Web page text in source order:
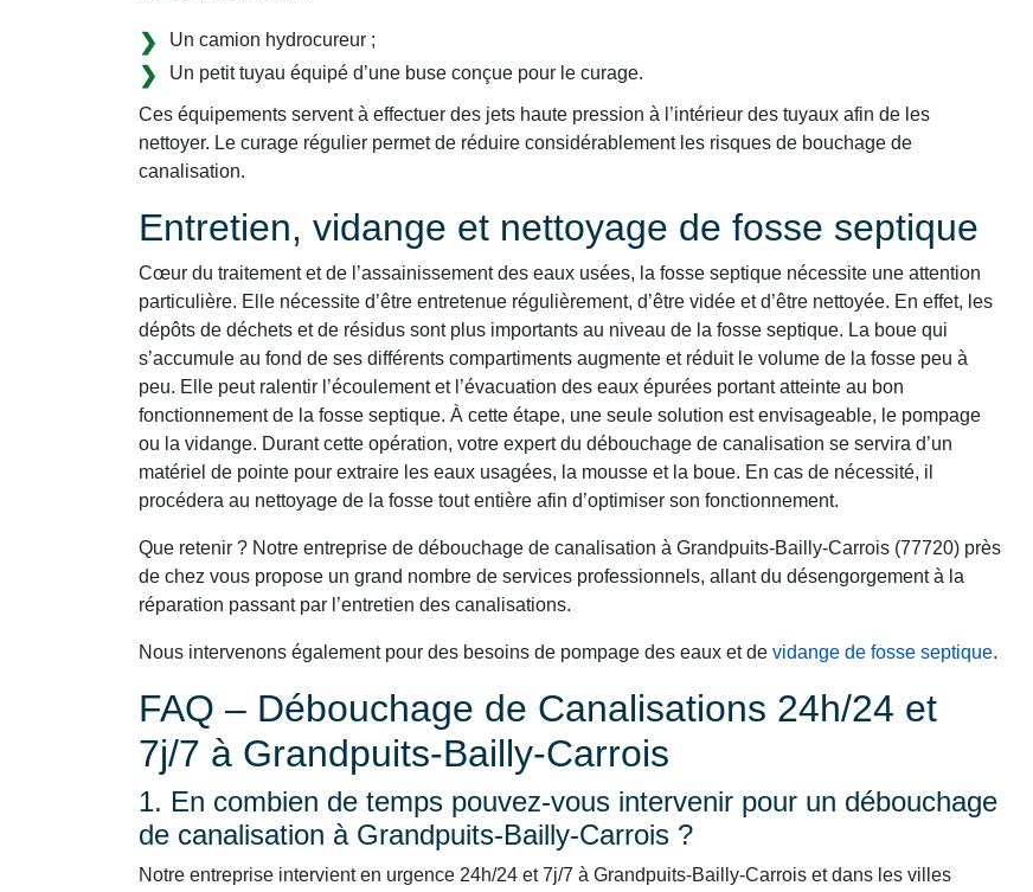
Un camion hydrocureur ;
Un petit tuyau équipé d’une buse conçue pour le curage.
Ces équipements servent à effectuer des jets haute pression à l’intérieur des tuyaux afin de les
nettoyer. Le curage régulier permet de réduire considérablement les risques de bouchage de
canalisation.
Entretien, vidange et nettoyage de fosse septique
Cœur du traitement et de l’assainissement des eaux usées, la fosse septique nécessite une attention
particulière. Elle nécessite d’être entretenue régulièrement, d’être vidée et d’être nettoyée. En effet, les
dépôts de déchets et de résidus sont plus importants au niveau de la fosse septique. La boue qui
s’accumule au fond de ses différents compartiments augmente et réduit le volume de la fosse peu à
peu. Elle peut ralentir l’écoulement et l’évacuation des eaux épurées portant atteinte au bon
fonctionnement de la fosse septique. À cette étape, une seule solution est envisageable, le pompage
ou la vidange. Durant cette opération, votre expert du débouchage de canalisation se servira d’un
matériel de pointe pour extraire les eaux usagées, la mousse et la boue. En cas de nécessité, il
procédera au nettoyage de la fosse tout entière afin d’optimiser son fonctionnement.
Que retenir ? Notre entreprise de débouchage de canalisation à Grandpuits-Bailly-Carrois (77720) près
de chez vous propose un grand nombre de services professionnels, allant du désengorgement à la
réparation passant par l’entretien des canalisations.
Nous intervenons également pour des besoins de pompage des eaux et de vidange de fosse septique.
FAQ – Débouchage de Canalisations 24h/24 et
7j/7 à Grandpuits-Bailly-Carrois
1. En combien de temps pouvez-vous intervenir pour un débouchage
de canalisation à Grandpuits-Bailly-Carrois ?
Notre entreprise intervient en urgence 24h/24 et 7j/7 à Grandpuits-Bailly-Carrois et dans les villes